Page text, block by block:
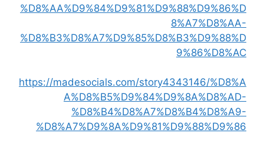
%D8%AA%D9%84%D9%81%D9%88%D9%86%D
8%A7%D8%AA-
%D8%B3%D8%A7%D9%85%D8%B3%D9%88%D
9%86%D8%AC
https://madesocials.com/story4343146/%D8%A
A%D8%B5%D9%84%D9%8A%D8%AD-
%D8%B4%D8%A7%D8%B4%D8%A9-
%D8%A7%D9%8A%D9%81%D9%88%D9%86